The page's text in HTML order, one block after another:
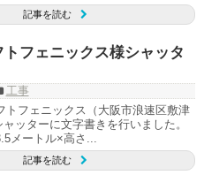
記事を読む
トフェニックス様シャッタ
工事
トフェニックス（大阪市浪速区敷津
ッターに文字書きを行いました。
メートル×高さ...
記事を読む